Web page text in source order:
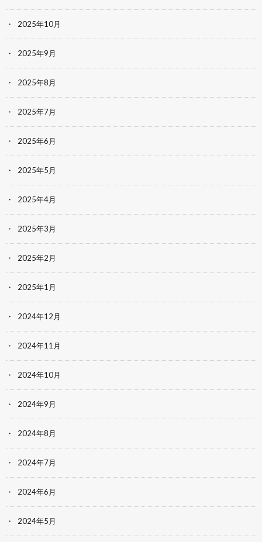
2025年10月
2025年9月
2025年8月
2025年7月
2025年6月
2025年5月
2025年4月
2025年3月
2025年2月
2025年1月
2024年12月
2024年11月
2024年10月
2024年9月
2024年8月
2024年7月
2024年6月
2024年5月